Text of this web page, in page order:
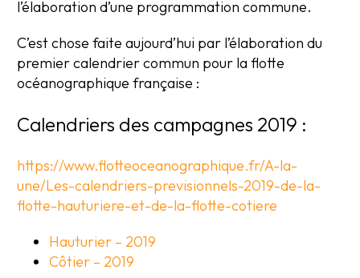
l’élaboration d’une programmation commune.
C’est chose faite aujourd’hui par l’élaboration du
premier calendrier commun pour la flotte
océanographique française :
Calendriers des campagnes 2019 :
https://www.flotteoceanographique.fr/A-la-
une/Les-calendriers-previsionnels-2019-de-la-
flotte-hauturiere-et-de-la-flotte-cotiere
Hauturier – 2019
Côtier – 2019